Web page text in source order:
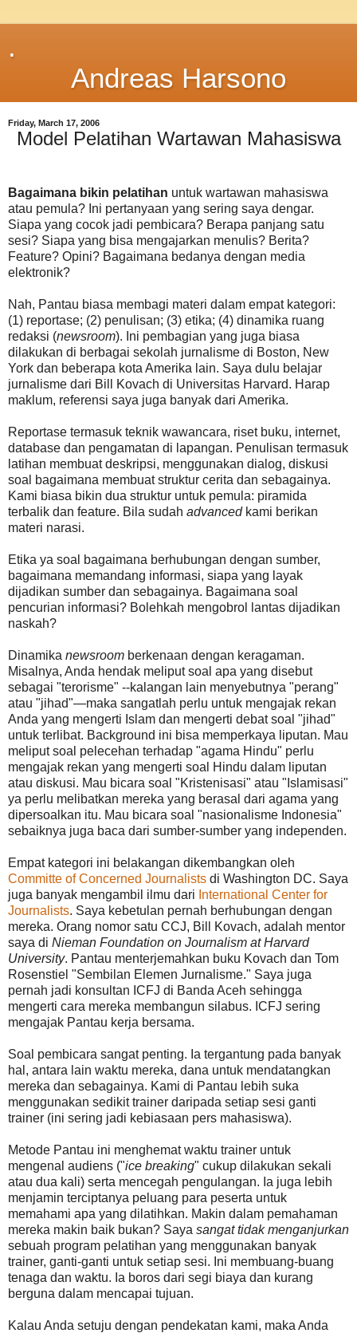
.
Andreas Harsono
Friday, March 17, 2006
Model Pelatihan Wartawan Mahasiswa
Bagaimana bikin pelatihan untuk wartawan mahasiswa
atau pemula? Ini pertanyaan yang sering saya dengar.
Siapa yang cocok jadi pembicara? Berapa panjang satu
sesi? Siapa yang bisa mengajarkan menulis? Berita?
Feature? Opini? Bagaimana bedanya dengan media
elektronik?
Nah, Pantau biasa membagi materi dalam empat kategori:
(1) reportase; (2) penulisan; (3) etika; (4) dinamika ruang
redaksi (newsroom). Ini pembagian yang juga biasa
dilakukan di berbagai sekolah jurnalisme di Boston, New
York dan beberapa kota Amerika lain. Saya dulu belajar
jurnalisme dari Bill Kovach di Universitas Harvard. Harap
maklum, referensi saya juga banyak dari Amerika.
Reportase termasuk teknik wawancara, riset buku, internet,
database dan pengamatan di lapangan. Penulisan termasuk
latihan membuat deskripsi, menggunakan dialog, diskusi
soal bagaimana membuat struktur cerita dan sebagainya.
Kami biasa bikin dua struktur untuk pemula: piramida
terbalik dan feature. Bila sudah advancedkami berikan
materi narasi.
Etika ya soal bagaimana berhubungan dengan sumber,
bagaimana memandang informasi, siapa yang layak
dijadikan sumber dan sebagainya. Bagaimana soal
pencurian informasi? Bolehkah mengobrol lantas dijadikan
naskah?
Dinamika newsroom berkenaan dengan keragaman.
Misalnya, Anda hendak meliput soal apa yang disebut
sebagai "terorisme" --kalangan lain menyebutnya "perang"
atau "jihad"—maka sangatlah perlu untuk mengajak rekan
Anda yang mengerti Islam dan mengerti debat soal "jihad"
untuk terlibat. Background ini bisa memperkaya liputan. Mau
meliput soal pelecehan terhadap "agama Hindu" perlu
mengajak rekan yang mengerti soal Hindu dalam liputan
atau diskusi. Mau bicara soal "Kristenisasi" atau "Islamisasi"
ya perlu melibatkan mereka yang berasal dari agama yang
dipersoalkan itu. Mau bicara soal "nasionalisme Indonesia"
sebaiknya juga baca dari sumber-sumber yang independen.
Empat kategori ini belakangan dikembangkan oleh
Committe of Concerned Journalists di Washington DC. Saya
juga banyak mengambil ilmu dari International Center for
Journalists. Saya kebetulan pernah berhubungan dengan
mereka. Orang nomor satu CCJ, Bill Kovach, adalah mentor
saya di Nieman Foundation on Journalism at Harvard
University. Pantau menterjemahkan buku Kovach dan Tom
Rosenstiel "Sembilan Elemen Jurnalisme." Saya juga
pernah jadi konsultan ICFJ di Banda Aceh sehingga
mengerti cara mereka membangun silabus. ICFJ sering
mengajak Pantau kerja bersama.
Soal pembicara sangat penting. Ia tergantung pada banyak
hal, antara lain waktu mereka, dana untuk mendatangkan
mereka dan sebagainya. Kami di Pantau lebih suka
menggunakan sedikit trainer daripada setiap sesi ganti
trainer (ini sering jadi kebiasaan pers mahasiswa).
Metode Pantau ini menghemat waktu trainer untuk
mengenal audiens ("ice breaking" cukup dilakukan sekali
atau dua kali) serta mencegah pengulangan. Ia juga lebih
menjamin terciptanya peluang para peserta untuk
memahami apa yang dilatihkan. Makin dalam pemahaman
mereka makin baik bukan? Saya sangat tidak menganjurkan
sebuah program pelatihan yang menggunakan banyak
trainer, ganti-ganti untuk setiap sesi. Ini membuang-buang
tenaga dan waktu. Ia boros dari segi biaya dan kurang
berguna dalam mencapai tujuan.
Kalau Anda setuju dengan pendekatan kami, maka Anda